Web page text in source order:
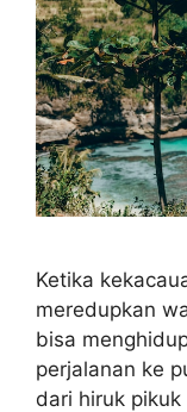
Ketika
meredupkan
bisa
perjalanan ke
dari hiruk